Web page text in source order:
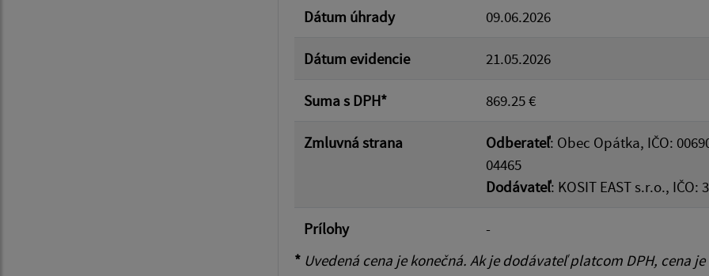
Dátum úhrady 09.06.2026
Dátum evidencie 21.05.2026
Suma s DPH* 869.25 €
Zmluvná strana Odberateľ: Obec Opátka, IČO:
04465
Dodávateľ: KOSIT EAST s.r.o.,
Prílohy
-
* Uvedená cena je konečná. Ak je dodávateľ platcom DPH, cena